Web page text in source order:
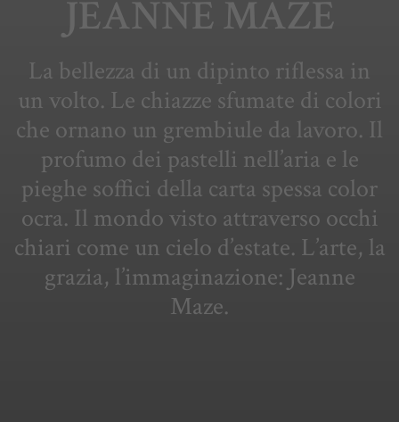
JEANNE MAZE
La bellezza di un dipinto riflessa in
un volto. Le chiazze sfumate di colori
che ornano un grembiule da lavoro. Il
profumo dei pastelli nell’aria e le
pieghe soffici della carta spessa color
ocra. Il mondo visto attraverso occhi
chiari come un cielo d’estate. L’arte, la
grazia, l’immaginazione: Jeanne
Maze.